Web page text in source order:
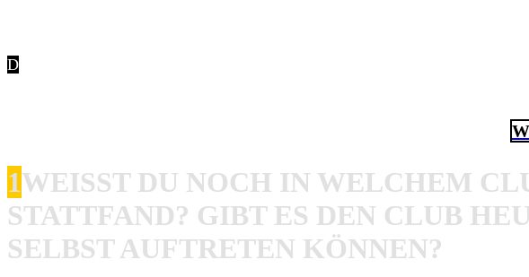
D
1WEISST DU NOCH IN WELCHEM
TATTFAND? GIBT ES DEN CLUB
ELBST AUFTRETEN KÖNNEN?